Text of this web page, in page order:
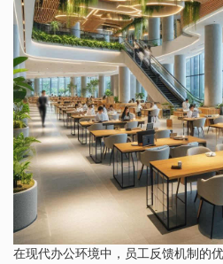
在现代办公环境中，员工反馈机制的